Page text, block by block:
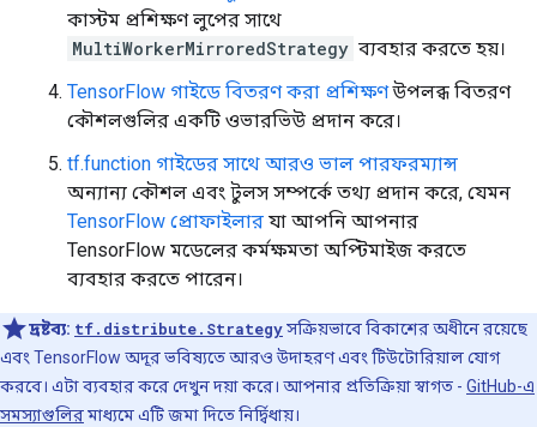
কাস্টম প্রশিক্ষণ লুপের সাথে
MultiWorkerMirroredStrategy ব্যবহার করতে হয়।
TensorFlow গাইডে বিতরণ করা প্রশিক্ষণউপলব্ধ বিতরণ
কৌশলগুলির একটি ওভারভিউ প্রদান করে।
tf.function গাইডের সাথে আরও ভাল পারফরম্যান্স
অন্যান্য কৌশল এবং টুলস সম্পর্কে তথ্য প্রদান করে, যেমন
TensorFlow প্রোফাইলার যা আপনি আপনার
TensorFlow মডেলের কর্মক্ষমতা অপ্টিমাইজ করতে
ব্যবহার করতে পারেন।
দ্রষ্টব্য: tf.distribute.Strategyসক্রিয়ভাবে বিকাশের অধীনে রয়েছে
এবং TensorFlow অদূর ভবিষ্যতে আরও উদাহরণ এবং টিউটোরিয়াল যোগ
করবে। এটা ব্যবহার করে দেখুন দয়া করে। আপনার প্রতিক্রিয়া স্বাগত - GitHub-এ
সমস্যাগুলিরমাধ্যমে এটি জমা দিতে নির্দ্বিধায়।